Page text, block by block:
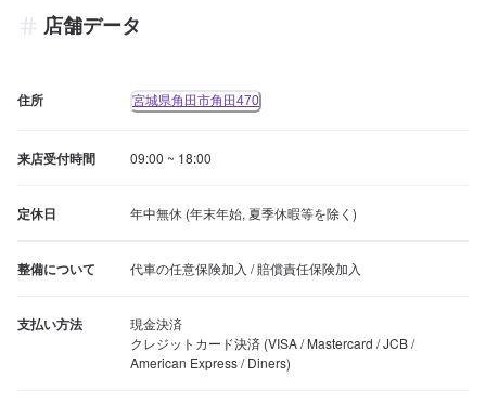
店舗データ
住所 宮城県角田市角田470
来店受付時間 09:00 ~ 18:00
定休日 年中無休 (年末年始, 夏季休暇等を除く)
整備について 代車の任意保険加入 / 賠償責任保険加入
支払い方法
現金決済
クレジットカード決済 (VISA / Mastercard / JCB /
American Express / Diners)